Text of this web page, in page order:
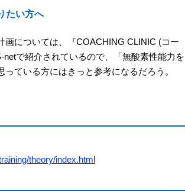
たい方へ
については、『COACHING CLINIC (コー
で紹介されているので、「無酸素性能力を
ている方にはきっと参考になるだろう。
theory/index.html